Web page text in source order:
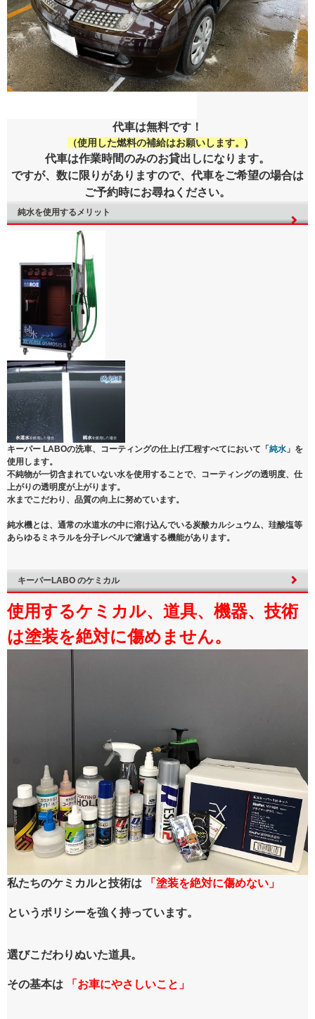
代車は無料です！
（使用した燃料の補給はお願いします。)
代車は作業時間のみのお貸出しになります。
ですが、数に限りがありますので、代車をご希望の場合は
ご予約時にお尋ねください。
純水を使用するメリット
キーパー LABOの洗車、コーティングの仕上げ工程すべてにおいて 「 純水 」 を
使用します。
不純物が一切含まれていない水を使用することで、コーティングの透明度、仕
上がりの透明度が上がります。
水までこだわり、品質の向上に努めています。
純水機とは、通常の水道水の中に溶け込んでいる炭酸カルシュウム、珪酸塩等
あらゆるミネラルを分子レベルで濾過する機能があります。
キーパーLABO のケミカル
使用するケミカル、道具、機器、技術
は塗装を絶対に傷めません。
私たちのケミカルと技術は 「塗装を絶対に傷めない」
というポリシーを強く持っています。
選びこだわりぬいた道具。
その基本は 「お車にやさしいこと」